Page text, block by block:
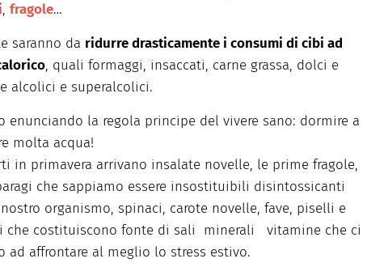
, fragole…
saranno da ridurre drasticamente i consumi di cibi ad
, quali formaggi, insaccati, carne grassa, dolci e
alcolici e superalcolici.
enunciando la regola principe del vivere sano: dormire a
molta acqua!
in primavera arrivano insalate novelle, le prime fragole,
che sappiamo essere insostituibili disintossicanti
organismo, spinaci, carote novelle, fave, piselli e
che costituiscono fonte di sali minerali vitamine che ci
ad affrontare al meglio lo stress estivo.